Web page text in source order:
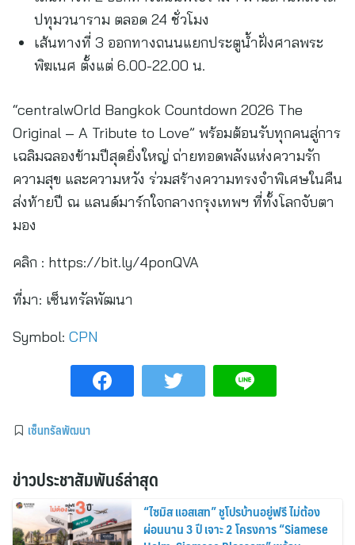
ปทุมวนาราม ตลอด 24 ชั่วโมง
เส้นทางที่ 3 ออกทางถนนแยกประตูน้ำฝั่งศาลพระ
พิฆเนศ ตั้งแต่ 6.00-22.00 น.
“centralwOrld Bangkok Countdown 2026 The
Original – A Tribute to Love” พร้อมต้อนรับทุกคนสู่การ
เฉลิมฉลองข้ามปีสุดยิ่งใหญ่ ถ่ายทอดพลังแห่งความรัก
ความสุข และความหวัง ร่วมสร้างความทรงจำพิเศษในคืน
ส่งท้ายปี ณ แลนด์มาร์กใจกลางกรุงเทพฯ ที่ทั้งโลกจับตา
มอง
คลิก : https://bit.ly/4ponQVA
ที่มา: เซ็นทรัลพัฒนา
Symbol: CPN
เซ็นทรัลพัฒนา
ข่าวประชาสัมพันธ์ล่าสุด
“ไซมิส แอสเสท” ชูโปรบ้านอยู่ฟรี ไม่ต้อง
ผ่อนนาน 3 ปี เจาะ 2 โครงการ “Siamese